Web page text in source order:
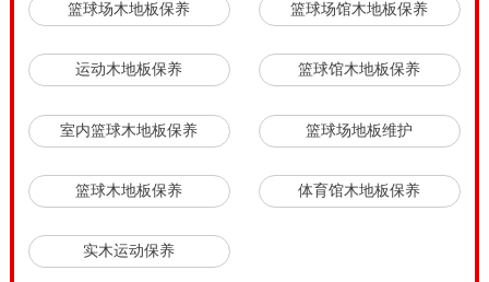
篮球场木地板保养 篮球场馆木地板保养
运动木地板保养 篮球馆木地板保养
室内篮球木地板保养 篮球场地板维护
篮球木地板保养 体育馆木地板保养
实木运动保养